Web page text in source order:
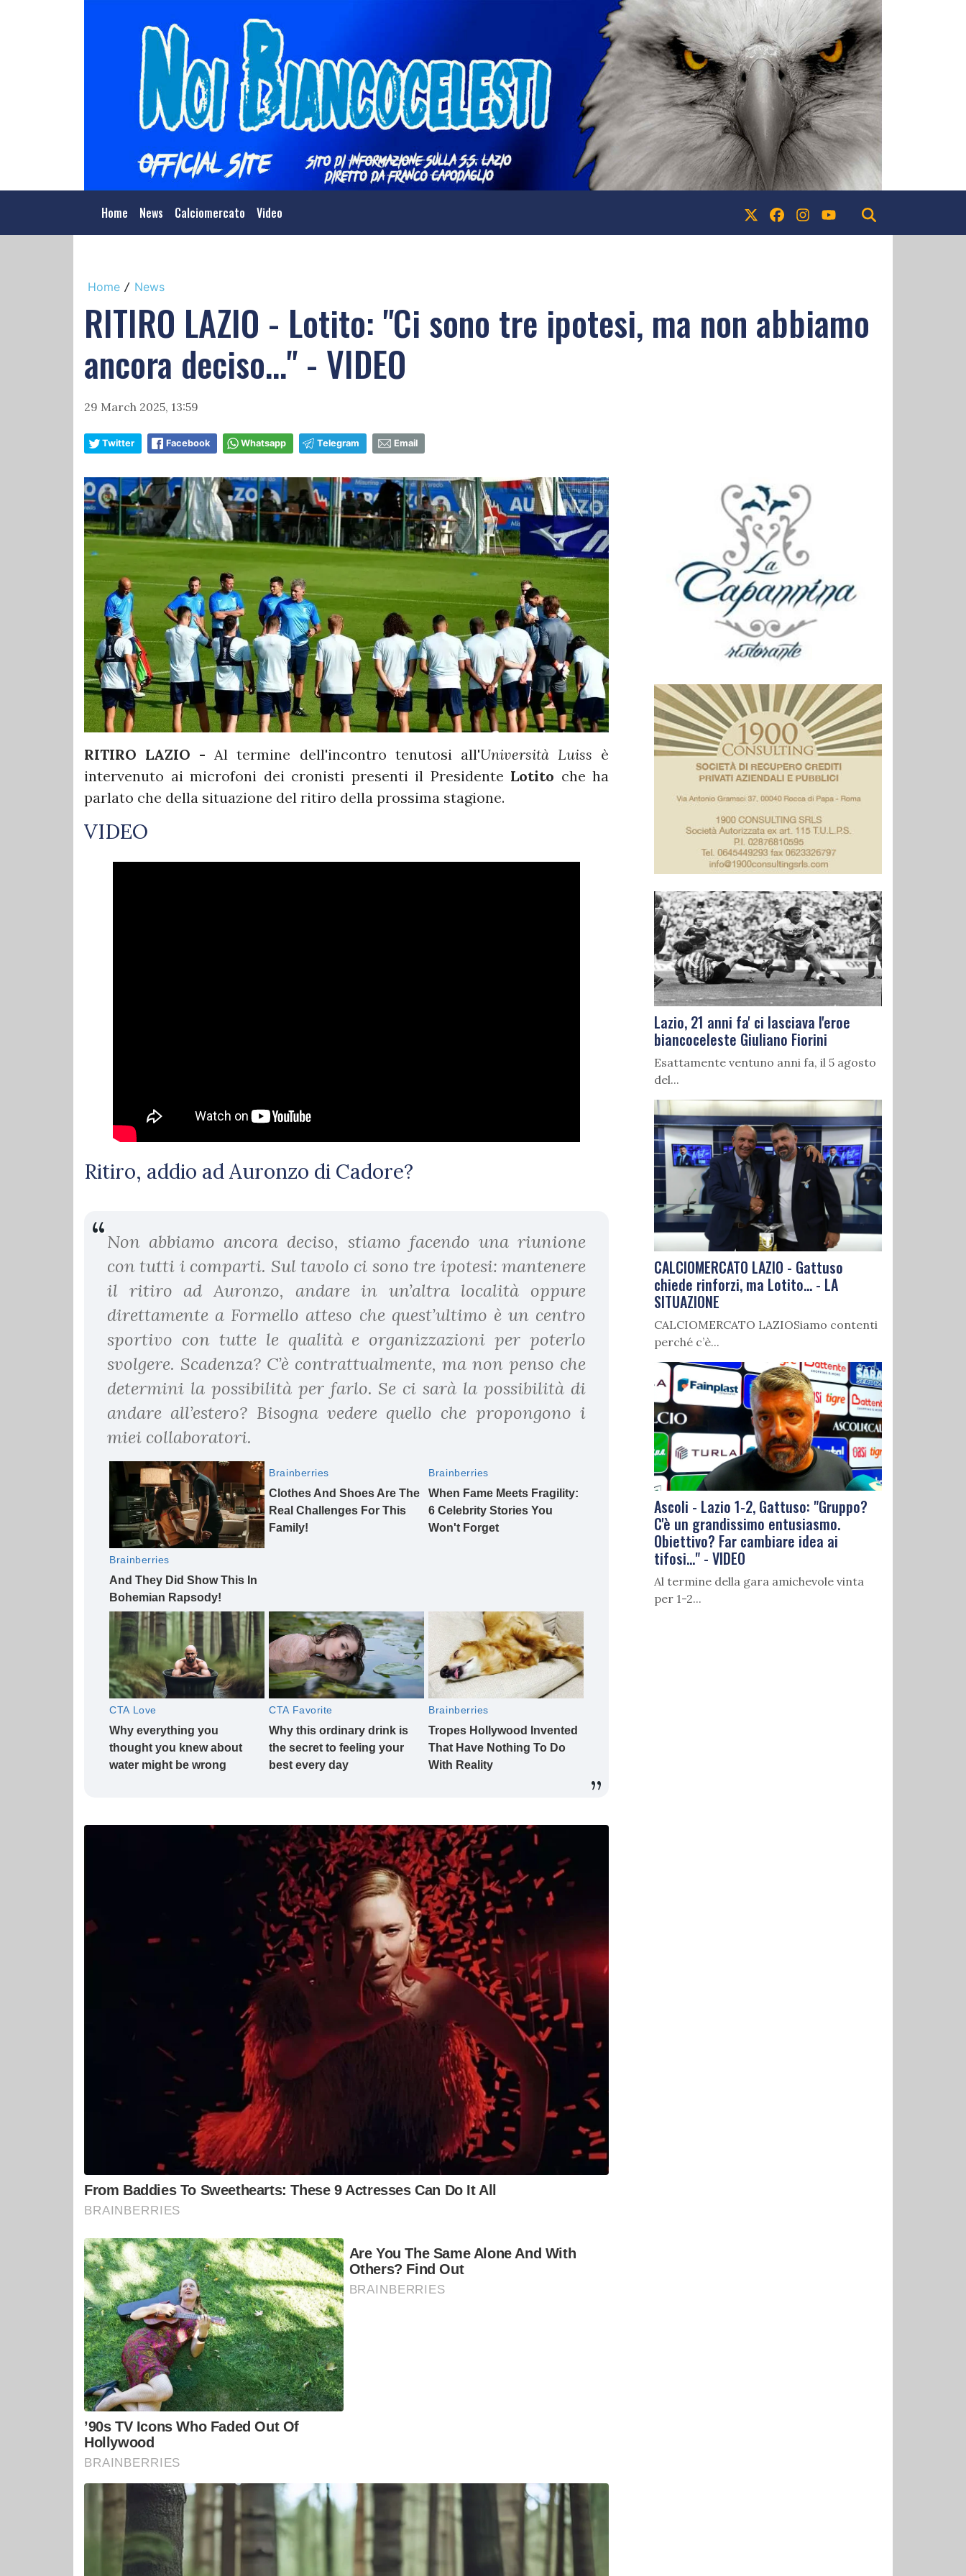
Home News Calciomercato Video
Home / News
RITIRO LAZIO - Lotito: "Ci sono tre ipotesi, ma non abbiamo
ancora deciso..." - VIDEO
29 March 2025, 13:59
Twitter Facebook Whatsapp Telegram Email
RITIRO LAZIO - Al termine dell'incontro tenutosi all'Università Luiss è
intervenuto ai microfoni dei cronisti presenti il Presidente Lotito che ha
parlato che della situazione del ritiro della prossima stagione.
VIDEO
Ritiro, addio ad Auronzo di Cadore?
Non abbiamo ancora deciso, stiamo facendo una riunione
con tutti i comparti. Sul tavolo ci sono tre ipotesi: mantenere
il ritiro ad Auronzo, andare in un’altra località oppure
direttamente a Formello atteso che quest’ultimo è un centro
sportivo con tutte le qualità e organizzazioni per poterlo
svolgere. Scadenza? C’è contrattualmente, ma non penso che
determini la possibilità per farlo. Se ci sarà la possibilità di
andare all’estero? Bisogna vedere quello che propongono i
miei collaboratori.
Lazio, 21 anni fa' ci lasciava l'eroe
biancoceleste Giuliano Fiorini
Esattamente ventuno anni fa, il 5 agosto
del...
CALCIOMERCATO LAZIO - Gattuso
chiede rinforzi, ma Lotito... - LA
SITUAZIONE
CALCIOMERCATO LAZIOSiamo contenti
perché c’è...
Ascoli - Lazio 1-2, Gattuso: "Gruppo?
C'è un grandissimo entusiasmo.
Obiettivo? Far cambiare idea ai
tifosi..." - VIDEO
Al termine della gara amichevole vinta
per 1-2...